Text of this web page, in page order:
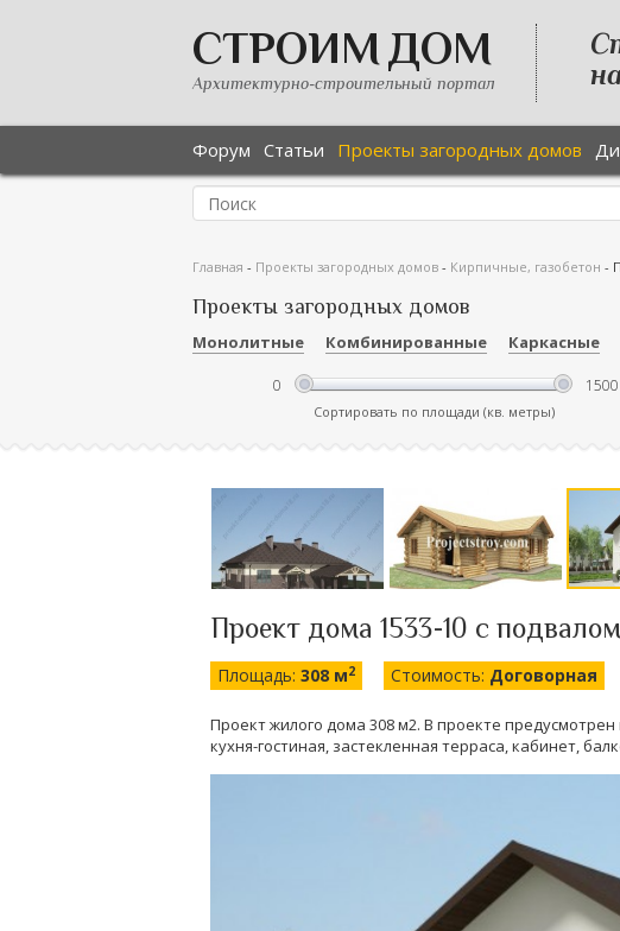
СТРОИМ ДОМ
Архитектурно-строительный портал
Форум Статьи Проекты загородных домов
Главная - Проекты загородных домов - Кирпичные, газобетон -
Проекты загородных домов
Монолитные Комбинированные Каркасные
Сортировать по площади (кв. метры)
Проект дома 1533-10 с подвалом
Площадь: 308 м2 Стоимость: Договорная
Проект жилого дома 308 м2. В проекте
кухня-гостиная, застекленная терраса, кабинет,